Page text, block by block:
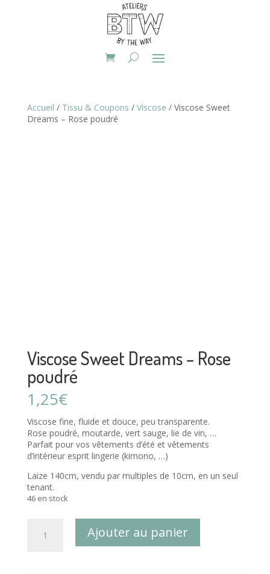
Accueil / Tissu & Coupons / Viscose / Viscose Sweet
Dreams – Rose poudré
Viscose Sweet Dreams – Rose
poudré
1,25€
Viscose fine, fluide et douce, peu transparente.
Rose poudré, moutarde, vert sauge, lie de vin, …
Parfait pour vos vêtements d’été et vêtements
d’intérieur esprit lingerie (kimono, …)
Laize 140cm, vendu par multiples de 10cm, en un seul
tenant.
46 en stock
Ajouter au panier